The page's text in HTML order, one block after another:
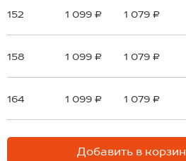
152 1 099 ₽ 1 079 ₽
158 1 099 ₽ 1 079 ₽
164 1 099 ₽ 1 079 ₽
Добавить в